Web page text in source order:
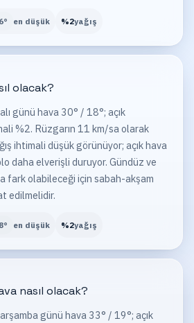
° en düşük %2yağış
olacak?
günü hava 30° / 18°; açık
%2. Rüzgarın 11 km/sa olarak
ihtimali düşük görünüyor; açık hava
daha elverişli duruyor. Gündüz ve
fark olabileceği için sabah-akşam
edilmelidir.
° en düşük %2yağış
nasıl olacak?
günü hava 33° / 19°; açık